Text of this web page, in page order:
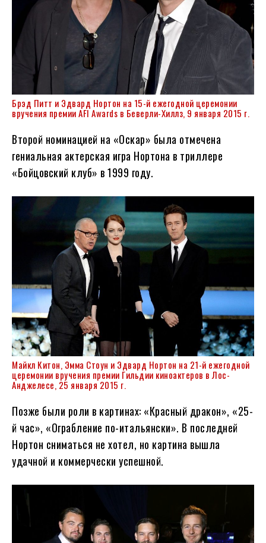
Брэд Питт и Эдвард Нортон на 15-й ежегодной церемонии
вручения премии AFI Awards в Беверли-Хиллз, 9 января 2015 г.
Второй номинацией на «Оскар» была отмечена
гениальная актерская игра Нортона в триллере
«Бойцовский клуб» в 1999 году.
Майкл Китон, Эмма Стоун и Эдвард Нортон на 21-й ежегодной
церемонии вручения премии Гильдии киноактеров в Лос-
Анджелесе, 25 января 2015 г.
Позже были роли в картинах: «Красный дракон», «25-
й час», «Ограбление по-итальянски». В последней
Нортон сниматься не хотел, но картина вышла
удачной и коммерчески успешной.